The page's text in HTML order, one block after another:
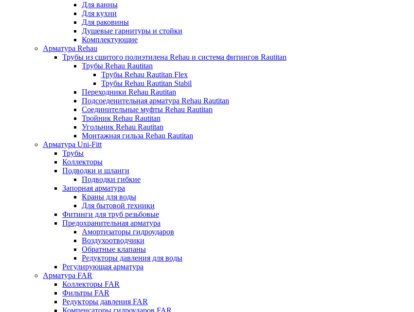
Для ванны
Для кухни
Для раковины
Душевые гарнитуры и стойки
Комплектующие
Арматура Rehau
Трубы из сшитого полиэтилена Rehau и система фитингов Rautitan
Трубы Rehau Rautitan
Трубы Rehau Rautitan Flex
Трубы Rehau Rautitan Stabil
Переходники Rehau Rautitan
Подсоеденительная арматура Rehau Rautitan
Соединительные муфты Rehau Rautitan
Тройник Rehau Rautitan
Угольник Rehau Rautitan
Монтажная гильза Rehau Rautitan
Арматура Uni-Fitt
Трубы
Коллекторы
Подводки и шланги
Подводки гибкие
Запорная арматура
Краны для воды
Для бытовой техники
Фитинги для труб резьбовые
Предохранительная арматура
Амортизаторы гидроударов
Воздухоотводчики
Обратные клапаны
Редукторы давления для воды
Регулирующая арматура
Арматура FAR
Коллекторы FAR
Фильтры FAR
Редукторы давления FAR
Компенсаторы гидроударов FAR